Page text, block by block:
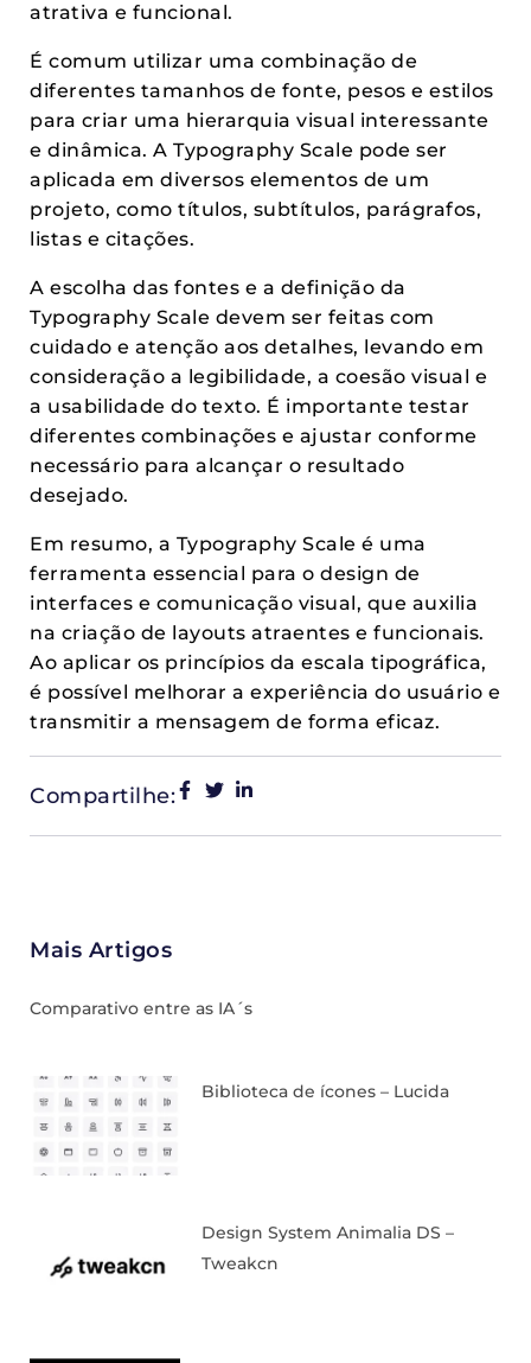
atrativa e funcional.
É comum utilizar uma combinação de
diferentes tamanhos de fonte, pesos e estilos
para criar uma hierarquia visual interessante
e dinâmica. A Typography Scale pode ser
aplicada em diversos elementos de um
projeto, como títulos, subtítulos, parágrafos,
listas e citações.
A escolha das fontes e a definição da
Typography Scale devem ser feitas com
cuidado e atenção aos detalhes, levando em
consideração a legibilidade, a coesão visual e
a usabilidade do texto. É importante testar
diferentes combinações e ajustar conforme
necessário para alcançar o resultado
desejado.
Em resumo, a Typography Scale é uma
ferramenta essencial para o design de
interfaces e comunicação visual, que auxilia
na criação de layouts atraentes e funcionais.
Ao aplicar os princípios da escala tipográfica,
é possível melhorar a experiência do usuário e
transmitir a mensagem de forma eficaz.
Compartilhe:
Mais Artigos
Comparativo entre as IA´s
Biblioteca de ícones – Lucida
Design System Animalia DS –
Tweakcn